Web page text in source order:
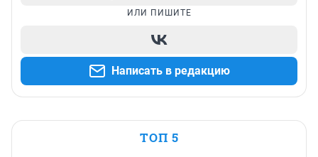
ИЛИ ПИШИТЕ
Написать в редакцию
ТОП 5